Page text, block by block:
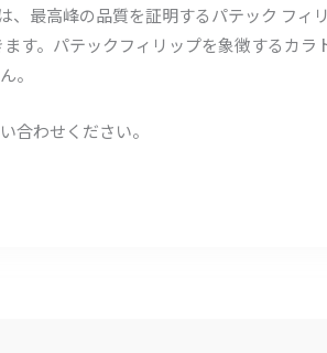
最高峰の品質を証明するパテック フィ
す。パテックフィリップを象徴するカラ
。
合わせください。